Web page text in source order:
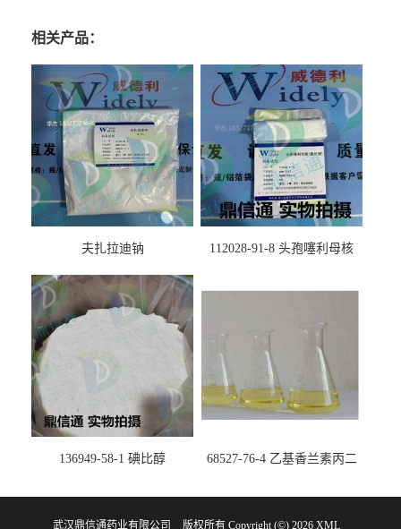
相关产品：
夫扎拉迪钠
112028-91-8 头孢噻利母核
136949-58-1 碘比醇
68527-76-4 乙基香兰素丙二
剂 -香精香料 -鼎信通李杰
武汉鼎信通药业有限公司 版权所有 Copyright (©) 2026 XML